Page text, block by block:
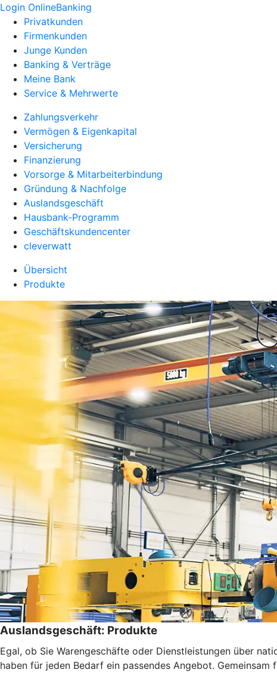
Login OnlineBanking
Privatkunden
Firmenkunden
Junge Kunden
Banking & Verträge
Meine Bank
Service & Mehrwerte
Zahlungsverkehr
Vermögen & Eigenkapital
Versicherung
Finanzierung
Vorsorge & Mitarbeiterbindung
Gründung & Nachfolge
Auslandsgeschäft
Hausbank-Programm
Geschäftskundencenter
cleverwatt
Übersicht
Produkte
Auslandsgeschäft: Produkte
Egal, ob Sie Warengeschäfte oder Dienstleistungen über
haben für jeden Bedarf ein passendes Angebot.